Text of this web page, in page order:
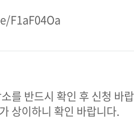
F1aF04Oa
를 반드시 확인 후 신청 바
상이하니 확인 바랍니다.